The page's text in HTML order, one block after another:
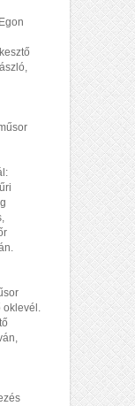
oklevél.